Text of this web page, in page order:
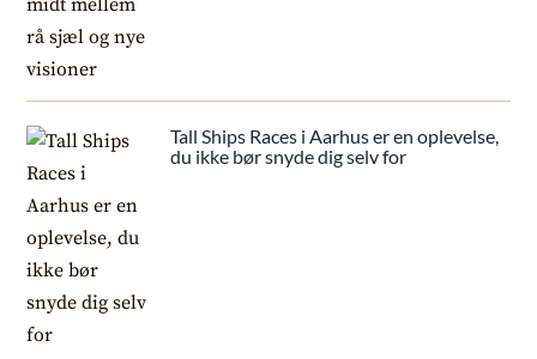
Tall Ships Races i Aarhus er en oplevelse,
du ikke bør snyde dig selv for